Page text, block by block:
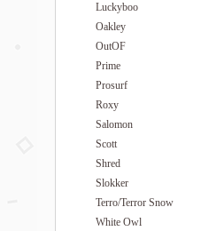
Luckyboo
Oakley
OutOF
Prime
Prosurf
Roxy
Salomon
Scott
Shred
Slokker
Terro/Terror Snow
White Owl